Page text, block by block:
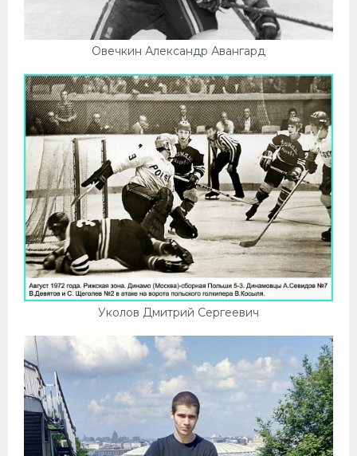
Овечкин Александр Авангард
Уколов Дмитрий Сергеевич